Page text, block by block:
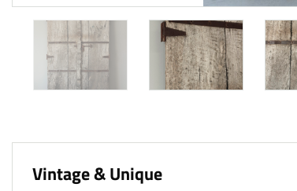
Vintage & Unique